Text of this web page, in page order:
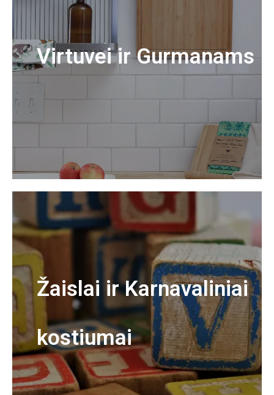
Virtuvei ir Gurmanams
Žaislai ir Karnavaliniai
kostiumai